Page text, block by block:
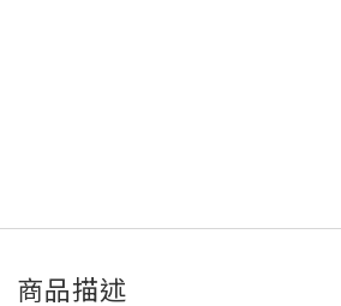
商品描述